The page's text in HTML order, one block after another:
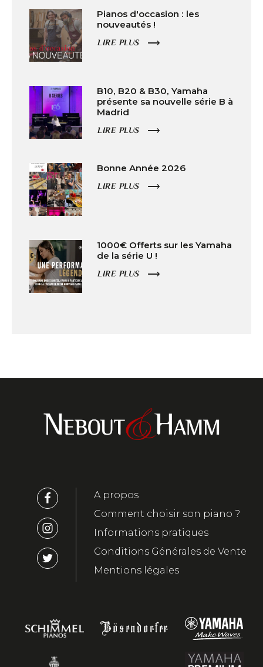
Pianos d'occasion : les
nouveautés !
LIRE PLUS
B10, B20 & B30, Yamaha
présente sa nouvelle série B à
Madrid
LIRE PLUS
Bonne Année 2026
LIRE PLUS
1000€ Offerts sur les Yamaha
de la série U !
LIRE PLUS
A propos
Comment choisir son piano ?
Informations pratiques
Conditions Générales de Vente
Mentions légales